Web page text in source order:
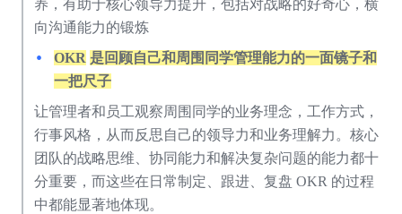
养，有助于核心领导力提升，包括对战略的好奇心，横
向沟通能力的锻炼
OKR 是回顾自己和周围同学管理能力的一面镜子和
一把尺子
让管理者和员工观察周围同学的业务理念，工作方式，
行事风格，从而反思自己的领导力和业务理解力。核心
团队的战略思维、协同能力和解决复杂问题的能力都十
分重要，而这些在日常制定、跟进、复盘 OKR 的过程
中都能显著地体现。